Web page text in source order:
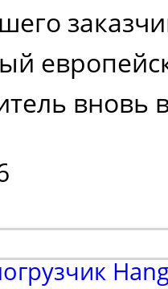
вновь
затишья.
В